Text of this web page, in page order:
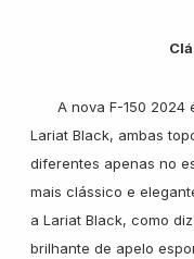
Troller
A nova F-150 2024
Lariat Black, ambas
diferentes apenas no
mais clássico e
a Lariat Black, como
brilhante de apelo